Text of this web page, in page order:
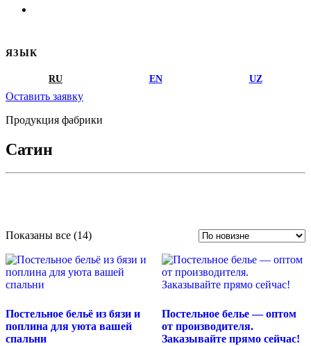
ЯЗЫК
RU EN UZ
Оставить заявку
Продукция фабрики
Сатин
Показаны все (14)Сортировка:
недавние
Постельное бельё из бязи и
поплина для уюта вашей
спальни
Постельное белье — оптом
от производителя.
Заказывайте прямо сейчас!